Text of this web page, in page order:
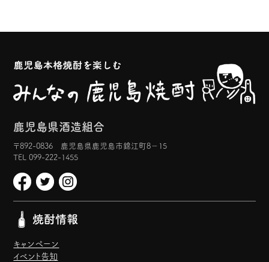
鹿児島県酒造組合
〒892-0836 鹿児島県鹿児島市錦江町8−15
TEL 099-222-1455
焼酎情報
キャンペーン
イベント告知